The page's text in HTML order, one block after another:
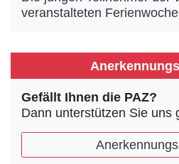
veranstalteten
Gefällt Ihnen die PAZ?
Dann unterstützen Sie uns